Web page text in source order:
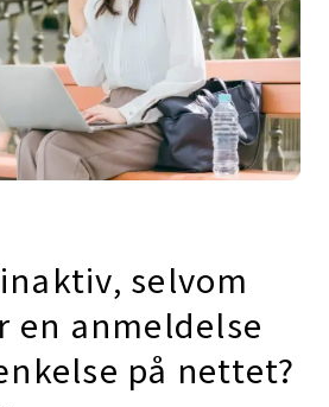
selvom
en anmeldelse
på nettet?